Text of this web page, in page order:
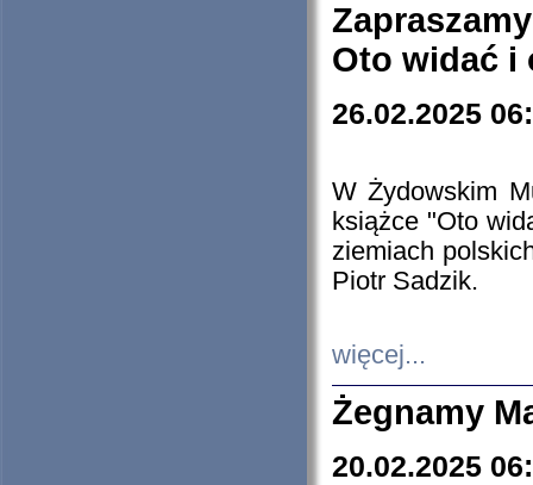
Oto widać i
26.02.2025
W Żydowskim
książce "Oto
ziemiach
Piotr Sadzik.
więcej...
Żegnamy
20.02.2025